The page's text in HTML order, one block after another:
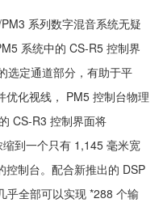
系列数字混音系统无疑
系统中的 CS-R5 控制界
选定通道部分，有助于平
优化视线， PM5 控制台物理
CS-R3 控制界面将
到一个只有 1,145 毫米宽
控制台。配合新推出的 DSP
乎全部可以实现 *288 个输